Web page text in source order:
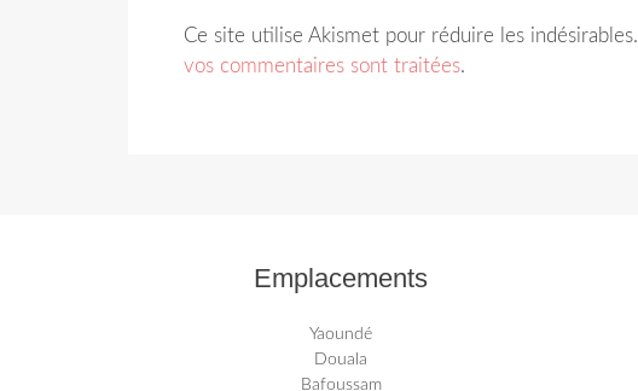
Ce site utilise Akismet pour réduire les indésirables.
vos commentaires sont traitées.
Emplacements
Yaoundé
Douala
Bafoussam